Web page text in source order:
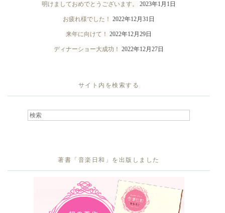
明けましておめでとうございます。 2023年1月1日
お疲れ様でした！ 2022年12月31日
来年に向けて！ 2022年12月29日
ディナーショー大成功！ 2022年12月27日
サイト内を検索する
著書「音楽日和」を出版しました